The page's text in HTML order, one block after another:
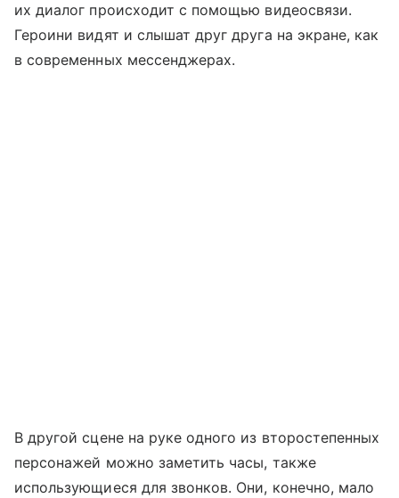
их диалог происходит с помощью видеосвязи.
Героини видят и слышат друг друга на экране, как
в современных мессенджерах.
В другой сцене на руке одного из второстепенных
персонажей можно заметить часы, также
использующиеся для звонков. Они, конечно, мало